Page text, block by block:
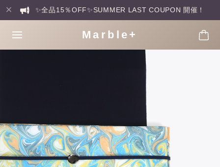
✨全品15％OFF✨SUMMER LAST COUPON 開催！
Marble+